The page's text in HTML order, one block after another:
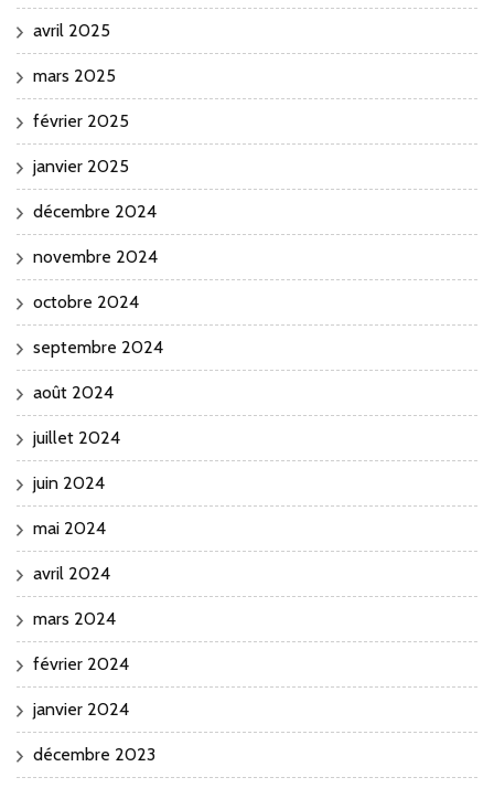
avril 2025
mars 2025
février 2025
janvier 2025
décembre 2024
novembre 2024
octobre 2024
septembre 2024
août 2024
juillet 2024
juin 2024
mai 2024
avril 2024
mars 2024
février 2024
janvier 2024
décembre 2023